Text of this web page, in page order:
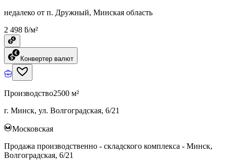
недалеко от п. Дружный, Минская область
2 498 ƃ/м²
Конвертер валют
Производство2500 м²
г. Минск, ул. Волгоградская, 6/21
Московская
Продажа производственно - складского комплекса - Минск,
Волгоградская, 6/21